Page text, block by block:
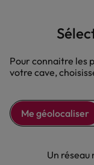
Pour connaitre les
votre cave,
Me géolocaliser
Un réseau